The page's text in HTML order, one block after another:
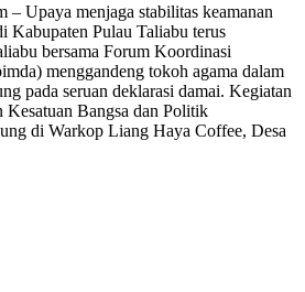
Upaya menjaga stabilitas keamanan
Kabupaten Pulau Taliabu terus
bersama Forum Koordinasi
menggandeng tokoh agama dalam
pada seruan deklarasi damai. Kegiatan
Bangsa dan Politik
di Warkop Liang Haya Coffee, Desa